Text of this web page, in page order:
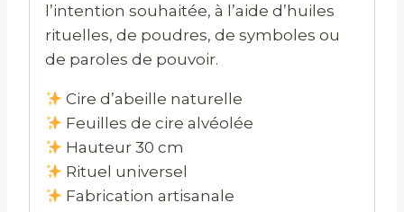
l’intention souhaitée, à l’aide d’huiles
rituelles, de poudres, de symboles ou
de paroles de pouvoir.
Cire d’abeille naturelle
Feuilles de cire alvéolée
Hauteur 30 cm
Rituel universel
Fabrication artisanale